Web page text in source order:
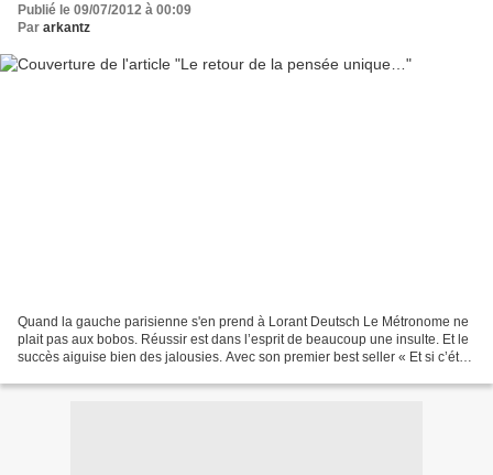
Publié le 09/07/2012 à 00:09
Par arkantz
Quand la gauche parisienne s'en prend à Lorant Deutsch Le Métronome ne
plait pas aux bobos. Réussir est dans l’esprit de beaucoup une insulte. Et le
succès aiguise bien des jalousies. Avec son premier best seller « Et si c’était